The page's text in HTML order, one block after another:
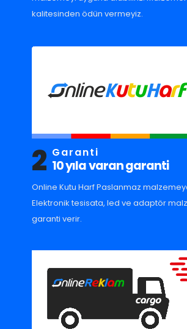
kalitesinden ödün vermeyiz.
2 Garanti
10 yıla varan garanti
Online Kutu Harf Paslanmaz malzemeye
Elektronik tesisata, led ve adaptör
garanti verir.